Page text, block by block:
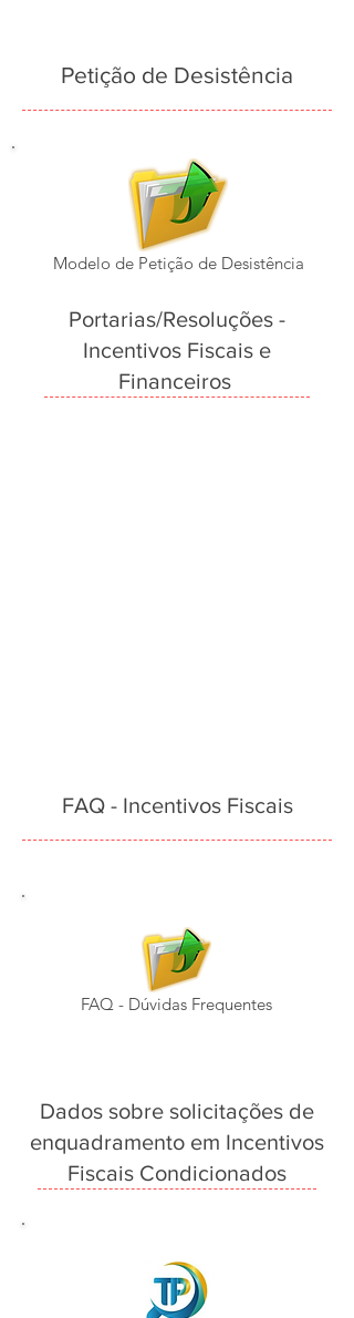
Petição de Desistência
Modelo de Petição de Desistência
Portarias/Resoluções -
Incentivos Fiscais e
Financeiros
FAQ - Incentivos Fiscais
FAQ - Dúvidas Frequentes
Dados sobre solicitações de
enquadramento em Incentivos
Fiscais Condicionados